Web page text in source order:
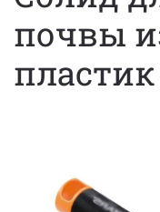
почвы
пластик